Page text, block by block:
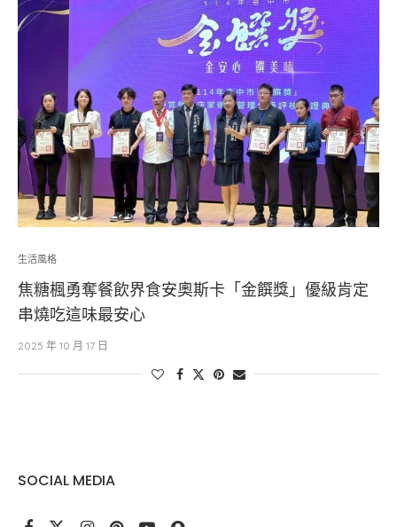
生活風格
焦糖楓勇奪餐飲界食安奧斯卡「金饌獎」優級肯定
串燒吃這味最安心
2025 年 10 月 17 日
SOCIAL MEDIA